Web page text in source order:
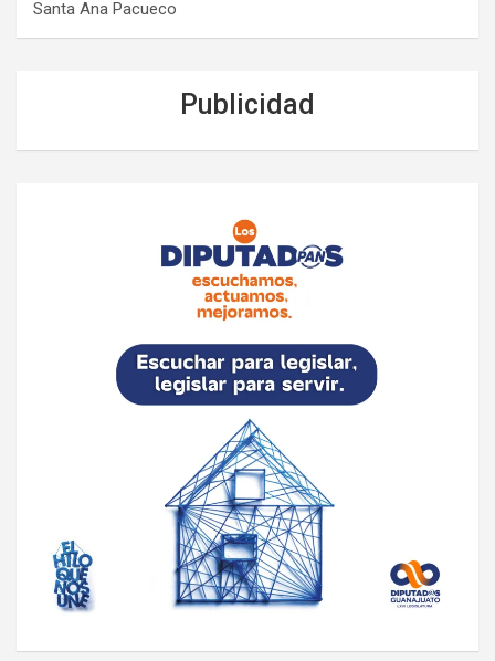
Santa Ana Pacueco
Publicidad